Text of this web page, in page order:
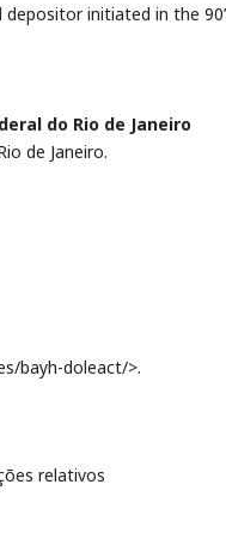
initiated in the
do Rio de Janeiro
de Janeiro.
bayh-doleact/>.
relativos